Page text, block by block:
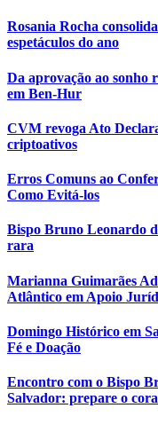
Rosania Rocha
espetáculos do ano
Da aprovação ao sonho
em Ben-Hur
CVM revoga Ato
criptoativos
Erros Comuns ao
Como Evitá-los
Bispo Bruno Leonardo
rara
Marianna Guimarães
Atlântico em Apoio
Domingo Histórico em
Fé e Doação
Encontro com o Bispo
Salvador: prepare o